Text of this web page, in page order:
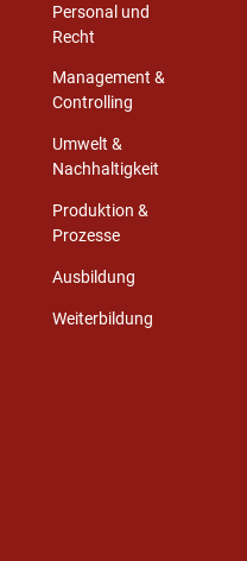
Personal und
Recht
Management &
Controlling
Umwelt &
Nachhaltigkeit
Produktion &
Prozesse
Ausbildung
Weiterbildung